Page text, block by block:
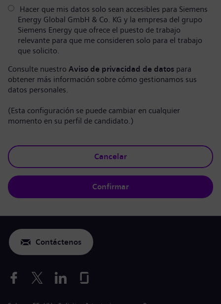
Hacer que mis datos solo sean accesibles para Siemens
Energy Global GmbH & Co. KG y la empresa del grupo
Siemens Energy que ofrece el puesto de trabajo
relevante para que me consideren solo para el trabajo
que solicito.
Consulte nuestro Aviso de privacidad de datos para
obtener más información sobre cómo gestionamos sus
datos personales.
(Esta configuración se puede cambiar en cualquier
momento en su perfil de candidato.)
Cancelar
Confirmar
Contáctenos